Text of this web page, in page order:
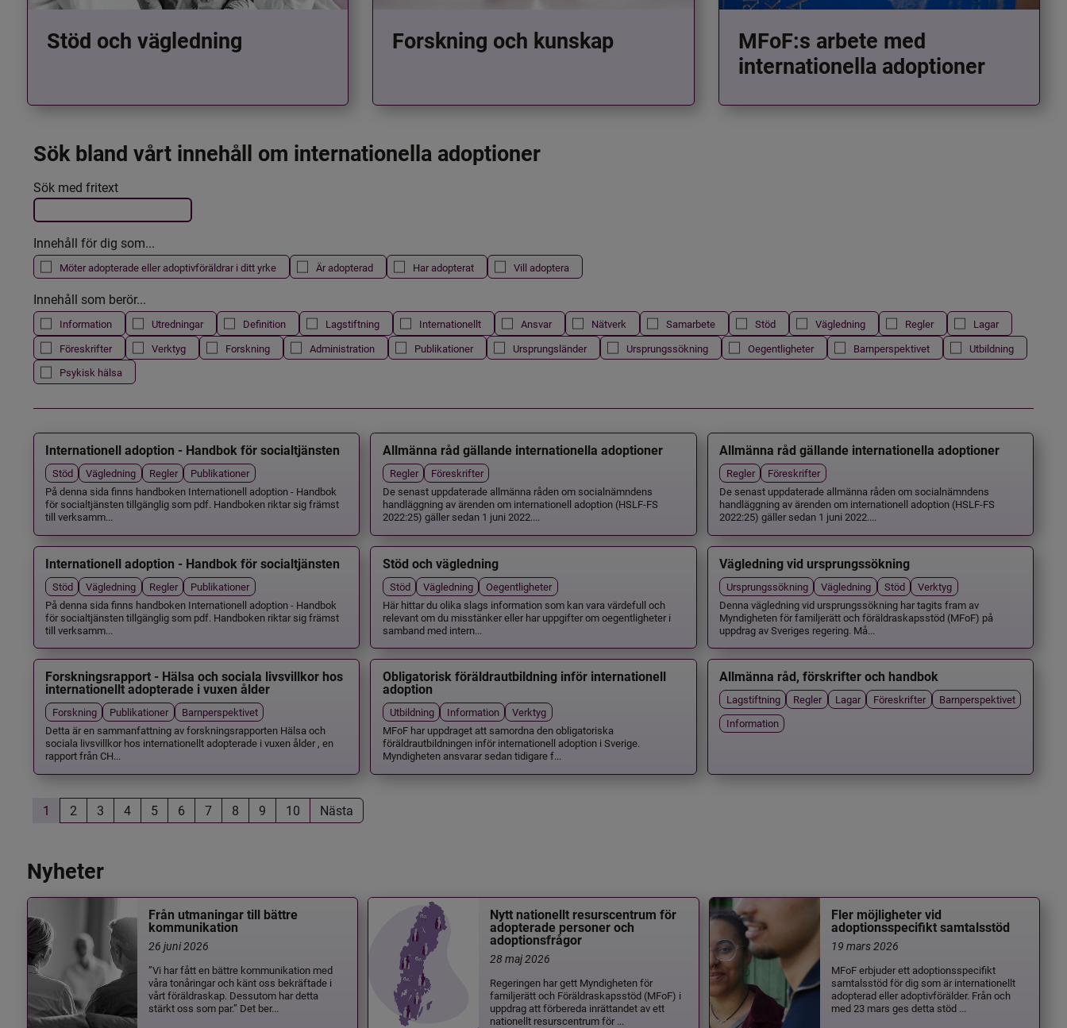
Stöd och vägledning Forskning och kunskap
MFoF:s arbete med
internationella adoptioner
Sök bland vårt innehåll om internationella adoptioner
Filtrera resultatet
Det här formuläret postas automatiskt
Sök med fritext
Innehåll för dig som...
Möter adopterade eller adoptivföräldrar i ditt yrke Är adopterad Har adopterat Vill adoptera
Innehåll som berör...
Information Utredningar Definition Lagstiftning Internationellt Ansvar Nätverk Samarbete Stöd Vägledning Regler
Lagar
Föreskrifter
Verktyg Forskning Administration Publikationer Ursprungsländer Ursprungssökning Oegentligheter Barnperspektivet
Utbildning
Psykisk hälsa
Internationell adoption - Handbok för socialtjänsten
Stöd Vägledning Regler
Publikationer
På denna sida finns handboken Internationell adoption - Handbok
för socialtjänsten tillgänglig som pdf. Handboken riktar sig främst
till verksamm...
Allmänna råd gällande internationella adoptioner
Regler
Föreskrifter
De senast uppdaterade allmänna råden om socialnämndens
handläggning av ärenden om internationell adoption (HSLF-FS
2022:25) gäller sedan 1 juni 2022....
Allmänna råd gällande internationella adoptioner
Regler
Föreskrifter
De senast uppdaterade allmänna råden om socialnämndens
handläggning av ärenden om internationell adoption (HSLF-FS
2022:25) gäller sedan 1 juni 2022....
Internationell adoption - Handbok för socialtjänsten
Stöd Vägledning Regler
Publikationer
På denna sida finns handboken Internationell adoption - Handbok
för socialtjänsten tillgänglig som pdf. Handboken riktar sig främst
till verksamm...
Stöd och vägledning
Stöd Vägledning
Oegentligheter
Här hittar du olika slags information som kan vara värdefull och
relevant om du misstänker eller har uppgifter om oegentligheter i
samband med intern...
Vägledning vid ursprungssökning
Ursprungssökning Vägledning Stöd
Verktyg
Denna vägledning vid ursprungssökning har tagits fram av
Myndigheten för familjerätt och föräldraskapsstöd (MFoF) på
uppdrag av Sveriges regering. Må...
Forskningsrapport - Hälsa och sociala livsvillkor hos
internationellt adopterade i vuxen ålder
Forskning Publikationer
Barnperspektivet
Detta är en sammanfattning av forskningsrapporten Hälsa och
sociala livsvillkor hos internationellt adopterade i vuxen ålder , en
rapport från CH...
Obligatorisk föräldrautbildning inför internationell
adoption
Utbildning Information
Verktyg
MFoF har uppdraget att samordna den obligatoriska
föräldrautbildningen inför internationell adoption i Sverige.
Myndigheten ansvarar sedan tidigare f...
Allmänna råd, förskrifter och handbok
Lagstiftning Regler Lagar Föreskrifter
Barnperspektivet
Information
1 2 3 4 5 6 7 8 9 10 Nästa
Nyheter
Från utmaningar till bättre
kommunikation
26 juni 2026
”Vi har fått en bättre kommunikation med
våra tonåringar och känt oss bekräftade i
vårt föräldraskap. Dessutom har detta
stärkt oss som par.” Det ber...
Nytt nationellt resurscentrum för
adopterade personer och
adoptionsfrågor
28 maj 2026
Regeringen har gett Myndigheten för
familjerätt och Föräldraskapsstöd (MFoF) i
uppdrag att förbereda inrättandet av ett
nationellt resurscentrum för ...
Fler möjligheter vid
adoptionsspecifikt samtalsstöd
19 mars 2026
MFoF erbjuder ett adoptionsspecifikt
samtalsstöd för dig som är internationellt
adopterad eller adoptivförälder. Från och
med 23 mars ges detta stöd ...